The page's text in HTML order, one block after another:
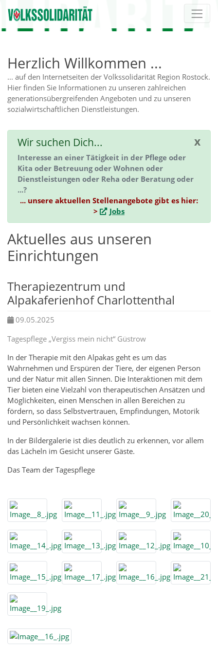
Direkt zur Hauptnavigation springen
Direkt zum Inhalt springen
Herzlich Willkommen ...
... auf den Internetseiten der Volkssolidarität Region Rostock.
Hier finden Sie Informationen zu unseren zahlreichen
generationsübergreifenden Angeboten und zu unseren
sozialwirtschaftlichen Dienstleistungen.
x
Wir suchen Dich...
Interesse an einer Tätigkeit in der Pflege oder
Kita oder Betreuung oder Wohnen oder
Dienstleistungen oder Reha oder Beratung oder
...?
... unsere aktuellen Stellenangebote gibt es hier:
>
Jobs
Aktuelles aus unseren
Einrichtungen
Therapiezentrum und
Alpakaferienhof Charlottenthal
09.05.2025
Tagespflege „Vergiss mein nicht“ Güstrow
In der Therapie mit den Alpakas geht es um das
Wahrnehmen und Erspüren der Tiere, der eigenen Person
und der Natur mit allen Sinnen. Die Interaktionen mit dem
Tier bieten eine Vielzahl von therapeutischen Ansätzen und
Möglichkeiten, einen Menschen in allen Bereichen zu
fördern, so dass Selbstvertrauen, Empfindungen, Motorik
und Persönlichkeit wachsen können.
In der Bildergalerie ist dies deutlich zu erkennen, vor allem
das Lächeln im Gesicht unserer Gäste.
Das Team der Tagespflege